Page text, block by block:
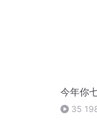
今年你
35